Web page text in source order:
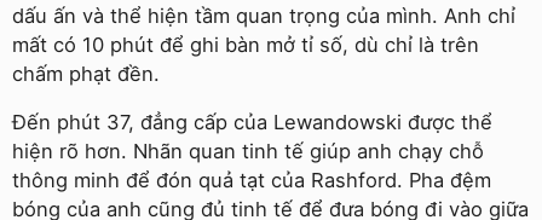
dấu ấn và thể hiện tầm quan trọng của mình. Anh chỉ
mất có 10 phút để ghi bàn mở tỉ số, dù chỉ là trên
chấm phạt đền.
Đến phút 37, đẳng cấp của Lewandowski được thể
hiện rõ hơn. Nhãn quan tinh tế giúp anh chạy chỗ
thông minh để đón quả tạt của Rashford. Pha đệm
bóng của anh cũng đủ tinh tế để đưa bóng đi vào giữa